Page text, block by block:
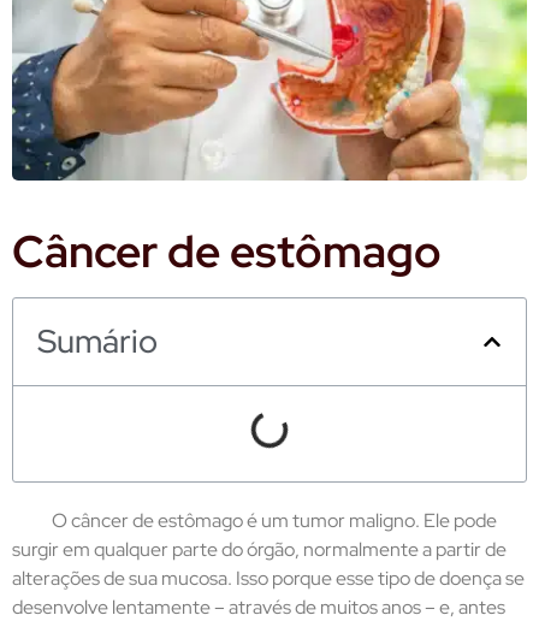
Câncer de estômago
Sumário
O câncer de estômago é um tumor maligno. Ele pode
surgir em qualquer parte do órgão, normalmente a partir de
alterações de sua mucosa. Isso porque esse tipo de doença se
desenvolve lentamente – através de muitos anos – e, antes